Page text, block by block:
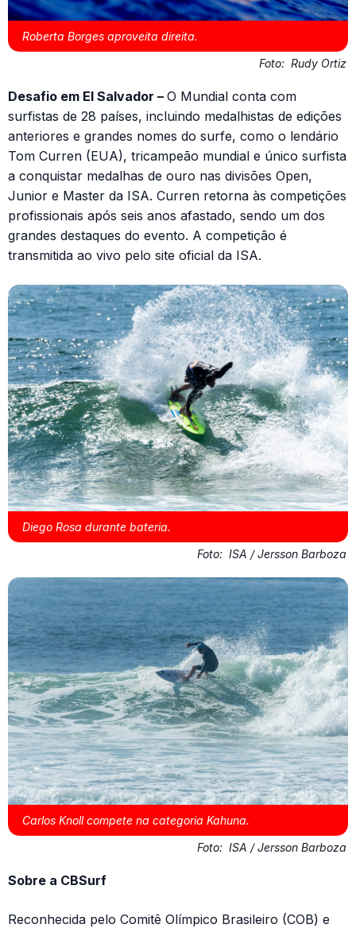
Roberta Borges aproveita direita.
Foto: Rudy Ortiz
Desafio em El Salvador – O Mundial conta com
surfistas de 28 países, incluindo medalhistas de edições
anteriores e grandes nomes do surfe, como o lendário
Tom Curren (EUA), tricampeão mundial e único surfista
a conquistar medalhas de ouro nas divisões Open,
Junior e Master da ISA. Curren retorna às competições
profissionais após seis anos afastado, sendo um dos
grandes destaques do evento. A competição é
transmitida ao vivo pelo site oficial da ISA.
Diego Rosa durante bateria.
Foto: ISA / Jersson Barboza
Carlos Knoll compete na categoria Kahuna.
Foto: ISA / Jersson Barboza
Sobre a CBSurf
Reconhecida pelo Comitê Olímpico Brasileiro (COB) e